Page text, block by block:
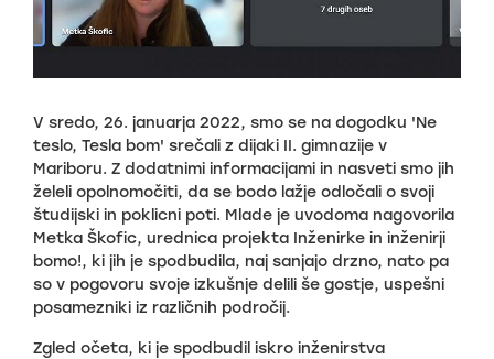
V sredo, 26. januarja 2022, smo se na dogodku 'Ne
teslo, Tesla bom' srečali z dijaki II. gimnazije v
Mariboru. Z dodatnimi informacijami in nasveti smo jih
želeli opolnomočiti, da se bodo lažje odločali o svoji
študijski in poklicni poti. Mlade je uvodoma nagovorila
Metka Škofic, urednica projekta Inženirke in inženirji
bomo!, ki jih je spodbudila, naj sanjajo drzno, nato pa
so v pogovoru svoje izkušnje delili še gostje, uspešni
posamezniki iz različnih področij.
Zgled očeta, ki je spodbudil iskro inženirstva